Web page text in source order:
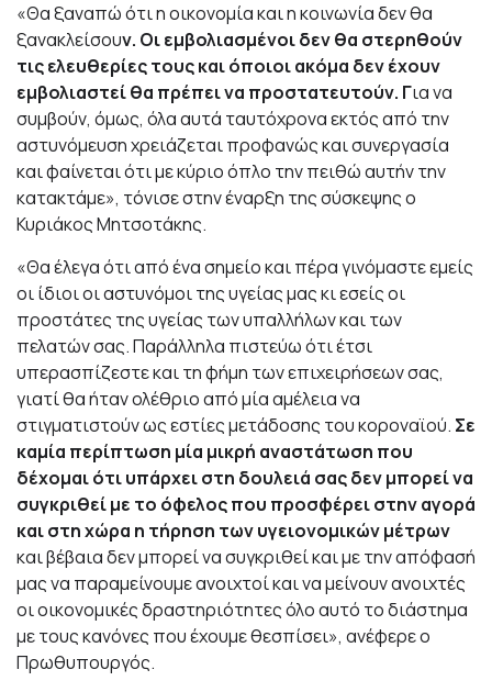
«Θα ξαναπώ ότι η οικονομία και η κοινωνία δεν θα
ξανακλείσουν. Οι εμβολιασμένοι δεν θα στερηθούν
τις ελευθερίες τους και όποιοι ακόμα δεν έχουν
εμβολιαστεί θα πρέπει να προστατευτούν. Για να
συμβούν, όμως, όλα αυτά ταυτόχρονα εκτός από την
αστυνόμευση χρειάζεται προφανώς και συνεργασία
και φαίνεται ότι με κύριο όπλο την πειθώ αυτήν την
κατακτάμε», τόνισε στην έναρξη της σύσκεψης ο
Κυριάκος Μητσοτάκης.
«Θα έλεγα ότι από ένα σημείο και πέρα γινόμαστε εμείς
οι ίδιοι οι αστυνόμοι της υγείας μας κι εσείς οι
προστάτες της υγείας των υπαλλήλων και των
πελατών σας. Παράλληλα πιστεύω ότι έτσι
υπερασπίζεστε και τη φήμη των επιχειρήσεων σας,
γιατί θα ήταν ολέθριο από μία αμέλεια να
στιγματιστούν ως εστίες μετάδοσης του κοροναϊού. Σε
καμία περίπτωση μία μικρή αναστάτωση που
δέχομαι ότι υπάρχει στη δουλειά σας δεν μπορεί να
συγκριθεί με το όφελος που προσφέρει στην αγορά
και στη χώρα η τήρηση των υγειονομικών μέτρων
και βέβαια δεν μπορεί να συγκριθεί και με την απόφασή
μας να παραμείνουμε ανοιχτοί και να μείνουν ανοιχτές
οι οικονομικές δραστηριότητες όλο αυτό το διάστημα
με τους κανόνες που έχουμε θεσπίσει», ανέφερε ο
Πρωθυπουργός.